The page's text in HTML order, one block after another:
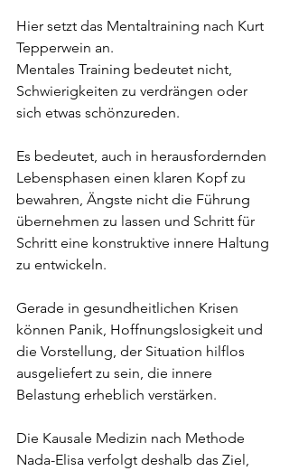
Hier setzt das Mentaltraining nach Kurt
Tepperwein an.
Mentales Training bedeutet nicht,
Schwierigkeiten zu verdrängen oder
sich etwas schönzureden.
Es bedeutet, auch in herausfordernden
Lebensphasen einen klaren Kopf zu
bewahren, Ängste nicht die Führung
übernehmen zu lassen und Schritt für
Schritt eine konstruktive innere Haltung
zu entwickeln.
Gerade in gesundheitlichen Krisen
können Panik, Hoffnungslosigkeit und
die Vorstellung, der Situation hilflos
ausgeliefert zu sein, die innere
Belastung erheblich verstärken.
Die Kausale Medizin nach Methode
Nada-Elisa verfolgt deshalb das Ziel,